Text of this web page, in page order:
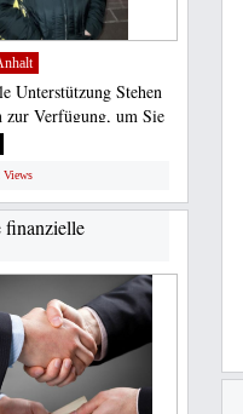
Unterstützung Stehen
zur Verfügung, um Sie
Views
finanzielle